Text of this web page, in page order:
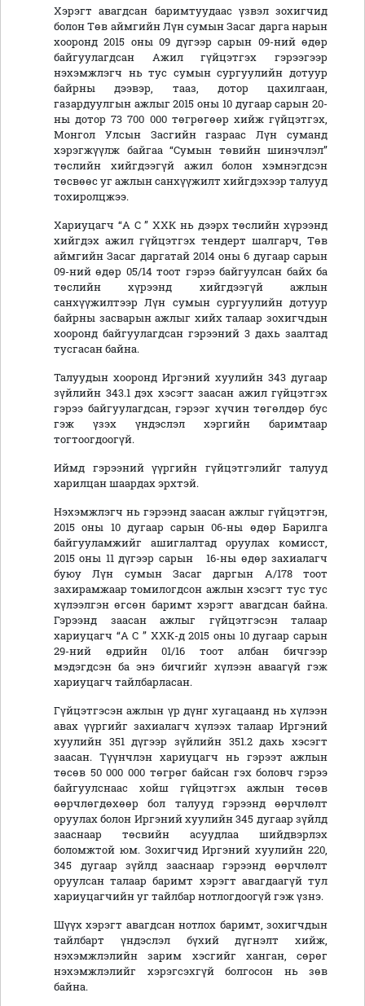
Хэрэгт авагдсан баримтуудаас үзвэл зохигчид
болон Төв аймгийн Лүн сумын Засаг дарга нарын
хооронд 2015 оны 09 дүгээр сарын 09-ний өдөр
байгуулагдсан Ажил гүйцэтгэх гэрээгээр
нэхэмжлэгч нь тус сумын сургуулийн дотуур
байрны дээвэр, тааз, дотор цахилгаан,
газардуулгын ажлыг 2015 оны 10 дугаар сарын 20-
ны дотор 73 700 000 төгрөгөөр хийж гүйцэтгэх,
Монгол Улсын Засгийн газраас Лүн суманд
хэрэгжүүлж байгаа “Сумын төвийн шинэчлэл”
төслийн хийгдээгүй ажил болон хэмнэгдсэн
төсвөөс уг ажлын санхүүжилт хийгдэхээр талууд
тохиролцжээ.
Хариуцагч “А С ” ХХК нь дээрх төслийн хүрээнд
хийгдэх ажил гүйцэтгэх тендерт шалгарч, Төв
аймгийн Засаг даргатай 2014 оны 6 дугаар сарын
09-ний өдөр 05/14 тоот гэрээ байгуулсан байх ба
төслийн хүрээнд хийгдээгүй ажлын
санхүүжилтээр Лүн сумын сургуулийн дотуур
байрны засварын ажлыг хийх талаар зохигчдын
хооронд байгуулагдсан гэрээний 3 дахь заалтад
тусгасан байна.
Талуудын хооронд Иргэний хуулийн 343 дугаар
зүйлийн 343.1 дэх хэсэгт заасан ажил гүйцэтгэх
гэрээ байгуулагдсан, гэрээг хүчин төгөлдөр бус
гэж үзэх үндэслэл хэргийн баримтаар
тогтоогдоогүй.
Иймд гэрээний үүргийн гүйцэтгэлийг талууд
харилцан шаардах эрхтэй.
Нэхэмжлэгч нь гэрээнд заасан ажлыг гүйцэтгэн,
2015 оны 10 дугаар сарын 06-ны өдөр Барилга
байгууламжийг ашиглалтад оруулах комисст,
2015 оны 11 дүгээр сарын 16-ны өдөр захиалагч
буюу Лүн сумын Засаг даргын А/178 тоот
захирамжаар томилогдсон ажлын хэсэгт тус тус
хүлээлгэн өгсөн баримт хэрэгт авагдсан байна.
Гэрээнд заасан ажлыг гүйцэтгэсэн талаар
хариуцагч “А С ” ХХК-д 2015 оны 10 дугаар сарын
29-ний өдрийн 01/16 тоот албан бичгээр
мэдэгдсэн ба энэ бичгийг хүлээн аваагүй гэж
хариуцагч тайлбарласан.
Гүйцэтгэсэн ажлын үр дүнг хугацаанд нь хүлээн
авах үүргийг захиалагч хүлээх талаар Иргэний
хуулийн 351 дүгээр зүйлийн 351.2 дахь хэсэгт
заасан. Түүнчлэн хариуцагч нь гэрээт ажлын
төсөв 50 000 000 төгрөг байсан гэх боловч гэрээ
байгуулснаас хойш гүйцэтгэх ажлын төсөв
өөрчлөгдөхөөр бол талууд гэрээнд өөрчлөлт
оруулах болон Иргэний хуулийн 345 дугаар зүйлд
зааснаар төсвийн асуудлаа шийдвэрлэх
боломжтой юм. Зохигчид Иргэний хуулийн 220,
345 дугаар зүйлд зааснаар гэрээнд өөрчлөлт
оруулсан талаар баримт хэрэгт авагдаагүй тул
хариуцагчийн уг тайлбар нотлогдоогүй гэж үзнэ.
Шүүх хэрэгт авагдсан нотлох баримт, зохигчдын
тайлбарт үндэслэл бүхий дүгнэлт хийж,
нэхэмжлэлийн зарим хэсгийг ханган, сөрөг
нэхэмжлэлийг хэрэгсэхгүй болгосон нь зөв
байна.